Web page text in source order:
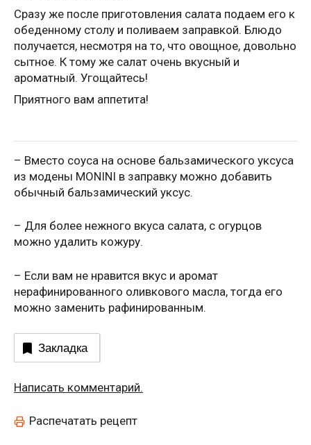
Сразу же после приготовления салата подаем его к
обеденному столу и поливаем заправкой. Блюдо
получается, несмотря на то, что овощное, довольно
сытное. К тому же салат очень вкусный и
ароматный. Угощайтесь!
Приятного вам аппетита!
– Вместо соуса на основе бальзамического уксуса
из модены MONINI в заправку можно добавить
обычный бальзамический уксус.
– Для более нежного вкуса салата, с огурцов
можно удалить кожуру.
– Если вам не нравится вкус и аромат
нерафинированного оливкового масла, тогда его
можно заменить рафинированным.
Закладка
Написать комментарий.
Распечатать рецепт